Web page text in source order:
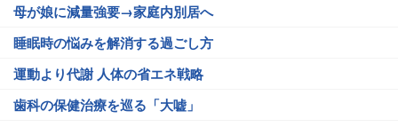
母が娘に減量強要→家庭内別居へ
睡眠時の悩みを解消する過ごし方
運動より代謝 人体の省エネ戦略
歯科の保健治療を巡る「大嘘」